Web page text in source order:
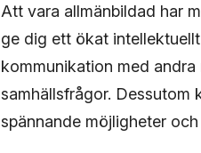
Att vara allmänbildad har
ge dig ett ökat
kommunikation med
samhällsfrågor. Dessutom
spännande möjligheter